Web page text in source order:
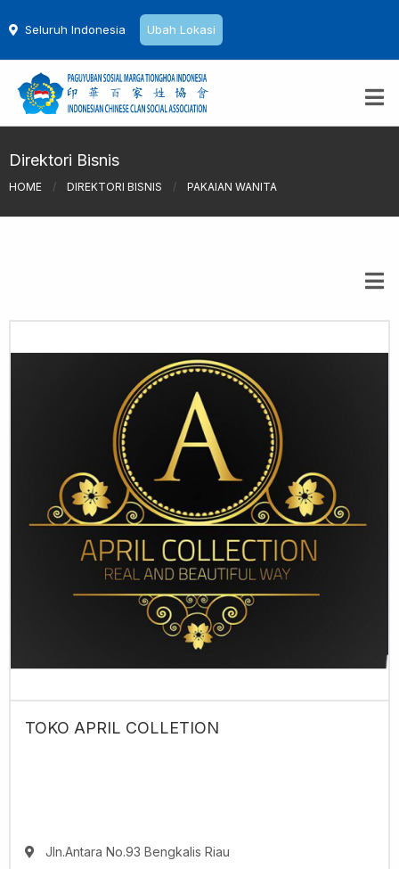
Seluruh Indonesia Ubah Lokasi
Direktori Bisnis
HOME / DIREKTORI BISNIS / PAKAIAN WANITA
TOKO APRIL COLLETION
Jln.Antara No.93 Bengkalis Riau